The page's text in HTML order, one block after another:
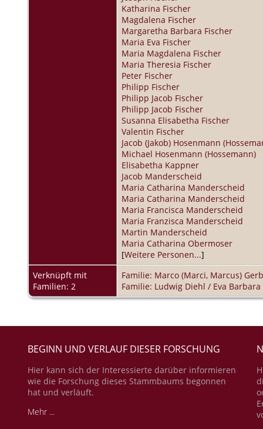
Katharina Fischer
Magdalena Fischer
Margaretha Barbara Fischer
Maria Eva Fischer
Maria Magdalena Fischer
Maria Theresia Fischer
Peter Fischer
Philipp Fischer
Philipp Jacob Fischer
Philipp Jacob Fischer
Susanna Elisabetha Fischer
Valentin Fischer
Jacob (Jakob) Hosenmann
Michael Hosenmann (Hossemann)
Elisabetha Kappner
Jacob Manderscheid
Maria Catharina Manderscheid
Maria Catharina Manderscheid
Maria Francisca Manderscheid
Maria Franzisca Manderscheid
Martin Manderscheid
Maria Catharina Obermoser
[Weitere Personen...]
Verknüpft mit
Familien: 2
Familie: Marco (Marci, Marcus)
Familie: Ludwig Diehl / Eva Barbara
BEGINN UND VERLAUF DIESER FORSCHUNG
Hier kann sich der Interessierte darüber informieren
wie die Forschung dieses Stammbaums begonnen
hat und verläuft.
Mehr ...